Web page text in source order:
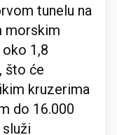
tunelu na
morskim
1,8
što će
kruzerima
do 16.000